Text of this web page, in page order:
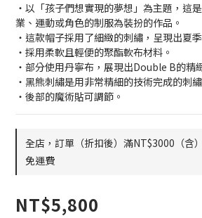
・以「孩子們想實現的夢想」為主題，這
業、運動或角色的制服為裝扮的作品。
・這款帽子採用了細緻的刺繡，呈現出夏
・採用柔軟且輕便的聚酯軟布材料。
・部分使用丹寧布，展現出Double B的精
・黑熊刺繡是用非常精細的技術完成的刺繡
・後部的魔術貼可調節。
全店，訂單（折扣後）滿NT$3000（含
免運費
NT$5,800